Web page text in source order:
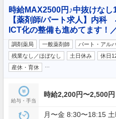
時給MAX2500円♪中抜けな
【薬剤師/パート求人】内科
ICT化の整備も進めてます！
調剤薬局 一般薬剤師 パート・アル
残業なし／ほぼなし
土日休み 休日
産休・育休
給与・手当
時給2,200円〜2,500円
月〜金 8:30〜18:15